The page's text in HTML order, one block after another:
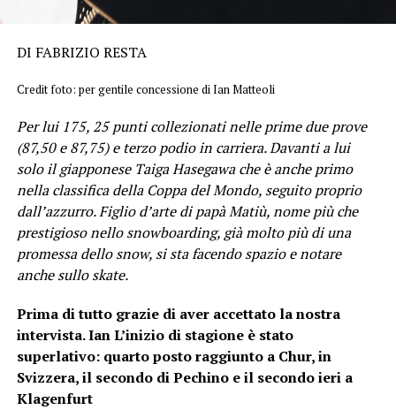
DI FABRIZIO RESTA
Credit foto: per gentile concessione di Ian Matteoli
Per lui 175, 25 punti collezionati nelle prime due prove
(87,50 e 87,75) e terzo podio in carriera. Davanti a lui
solo il giapponese Taiga Hasegawa che è anche primo
nella classifica della Coppa del Mondo, seguito proprio
dall’azzurro. Figlio d’arte di papà Matiù, nome più che
prestigioso nello snowboarding, già molto più di una
promessa dello snow, si sta facendo spazio e notare
anche sullo skate.
Prima di tutto grazie di aver accettato la nostra
intervista. Ian L’inizio di stagione è stato
superlativo: quarto posto raggiunto a Chur, in
Svizzera, il secondo di Pechino e il secondo ieri a
Klagenfurt